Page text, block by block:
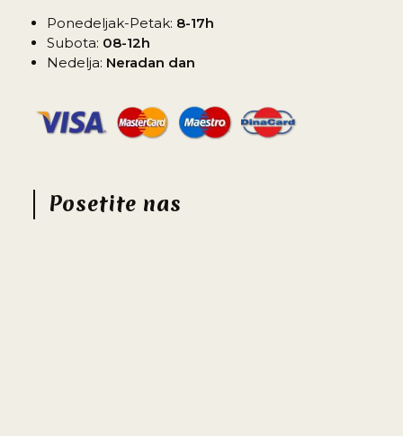
Ponedeljak-Petak: 8-17h
Subota: 08-12h
Nedelja: Neradan dan
Posetite nas